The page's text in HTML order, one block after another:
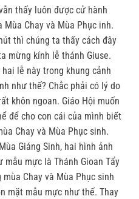
thấy luôn được cử hành
Mùa Chay và Mùa Phục inh.
thì chúng ta thấy cách đây
mừng kính lễ thánh Giuse.
lễ này trong khung cảnh
như thế? Chắc phải có lý do
khôn ngoan. Giáo Hội muốn
để cho con cái của mình biết
Chay và Mùa Phục sinh.
Giáng Sinh, hai hình ảnh
mực là Thánh Gioan Tẩy
Chay và Mùa Phục sinh
mặt mẫu mực như thế. Thay